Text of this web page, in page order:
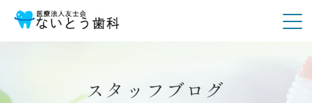
スタッフブログ